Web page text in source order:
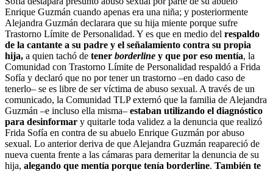
Enrique Guzmán cuando apenas era una niña; y posteriormente
Alejandra Guzmán declarara que su hija miente porque sufre
Trastorno Límite de Personalidad. Y es que en medio del respaldo
de la cantante a su padre y el señalamiento contra su propia
hija, a quien tachó de tener borderline y que por eso mentía, la
Comunidad con Trastorno Límite de Personalidad respaldó a Frida
Sofía y declaró que no por tener un trastorno –en dado caso de
tenerlo– se es libre de ser víctima de abuso sexual. A través de un
comunicado, la Comunidad TLP externó que la familia de Alejandra
Guzmán –e incluso ella misma– estaban utilizando el diagnóstico
para desinformar y quitarle toda validez a la denuncia que realizó
Frida Sofía en contra de su abuelo Enrique Guzmán por abuso
sexual. Lo anterior deriva de que Alejandra Guzmán reapareció de
nueva cuenta frente a las cámaras para demeritar la denuncia de su
hija, alegando que mentía porque tenía borderline. También te